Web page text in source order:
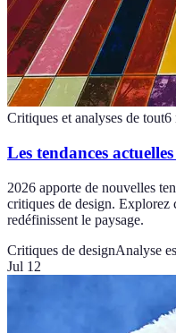
Critiques et analyses de tout6
Les tendances
2026 apporte de nouvelles
critiques de design. Explorez
redéfinissent le paysage.
Critiques de designAnalyse
Jul 12